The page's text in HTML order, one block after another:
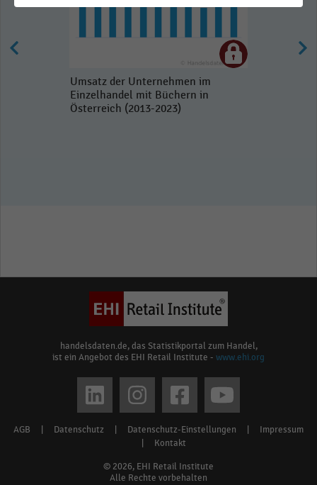
Umsatz der Unternehmen im
Einzelhandel mit Büchern in
Österreich (2013-2023)
handelsdaten.de, das Statistikportal zum Handel,
ist ein Angebot des EHI Retail Institute - www.ehi.org
© 2026, EHI Retail Institute
Alle Rechte vorbehalten
Footer
AGB Datenschutz Datenschutz-Einstellungen
Impressum
Kontakt